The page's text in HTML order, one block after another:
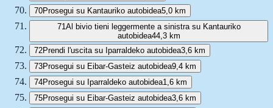
70Prosegui su Kantauriko autobidea5,0 km
71Al bivio tieni leggermente a sinistra su Kantauriko
autobidea44,3 km
72Prendi l'uscita su Iparraldeko autobidea3,6 km
73Prosegui su Eibar-Gasteiz autobidea9,4 km
74Prosegui su Iparraldeko autobidea1,6 km
75Prosegui su Eibar-Gasteiz autobidea3,6 km